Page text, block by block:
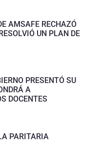
AMSAFE RECHAZÓ
UN PLAN DE
PRESENTÓ SU
A
DOCENTES
PARITARIA